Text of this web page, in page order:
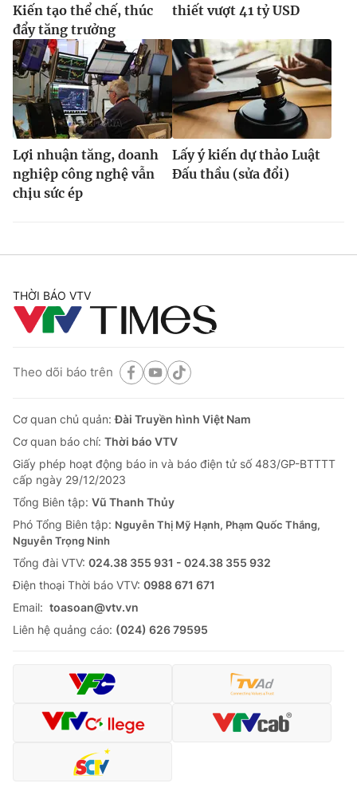
Kiến tạo thể chế, thúc
đẩy tăng trưởng
thiết vượt 41 tỷ USD
Lợi nhuận tăng, doanh
nghiệp công nghệ vẫn
chịu sức ép
Lấy ý kiến dự thảo Luật
Đấu thầu (sửa đổi)
THỜI BÁO VTV
Theo dõi báo trên
Cơ quan chủ quản:Đài Truyền hình Việt Nam
Cơ quan báo chí: Thời báo VTV
Giấy phép hoạt động báo in và báo điện tử số 483/GP-BTTTT
cấp ngày 29/12/2023
Tổng Biên tập: Vũ Thanh Thủy
Phó Tổng Biên tập: Nguyễn Thị Mỹ Hạnh, Phạm Quốc Thắng,
Nguyễn Trọng Ninh
Tổng đài VTV: 024.38 355 931 - 024.38 355 932
Ðiện thoại Thời báo VTV: 0988 671 671
Email: toasoan@vtv.vn
Liên hệ quảng cáo: (024) 626 79595